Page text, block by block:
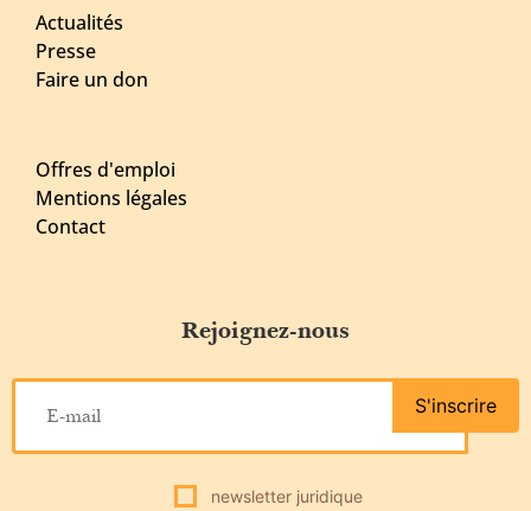
Actualités
Presse
Faire un don
Offres d'emploi
Mentions légales
Contact
Rejoignez-nous
newsletter juridique
S'inscrire